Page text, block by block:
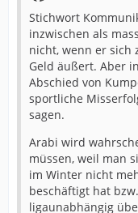
Stichwort
inzwischen als
nicht, wenn er sich
Geld äußert. Aber
Abschied von
sportliche
sagen.
Arabi wird
müssen, weil man
im Winter nicht
beschäftigt hat
ligaunabhängig